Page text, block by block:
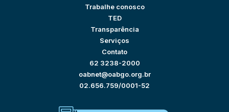
Trabalhe conosco
TED
Transparência
Serviços
Contato
62 3238-2000
oabnet@oabgo.org.br
02.656.759/0001-52